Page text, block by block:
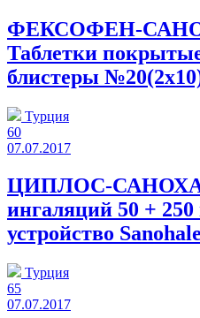
ФЕКСОФЕН-
Таблетки
блистеры
Турция
60
07.07.2017
ЦИПЛОС-
ингаляций 50 +
устройство
Турция
65
07.07.2017